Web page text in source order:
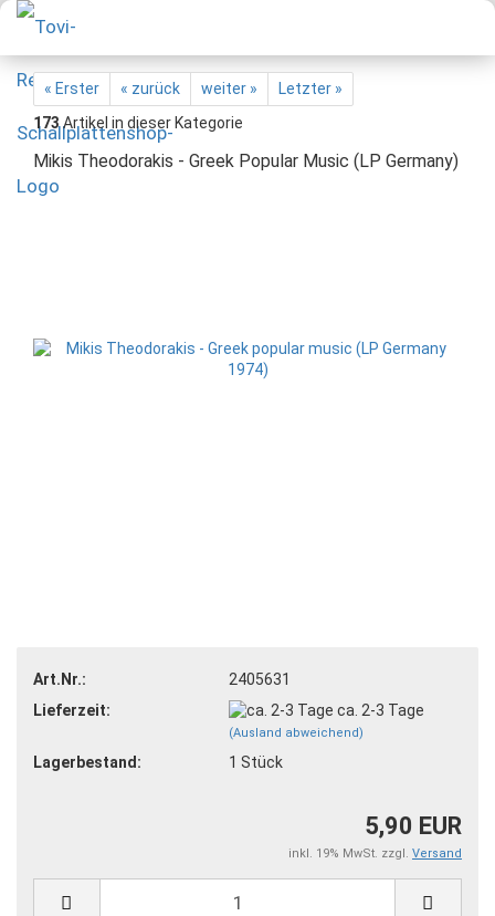
« Erster « zurück weiter »
Letzter »
173Artikel in dieser Kategorie
Mikis Theodorakis - Greek Popular Music (LP Germany)
Art.Nr.:
2405631
Lieferzeit:
ca. 2-3 Tage
(Ausland abweichend)
Lagerbestand: 1 Stück
5,90 EUR
inkl. 19% MwSt. zzgl. Versand